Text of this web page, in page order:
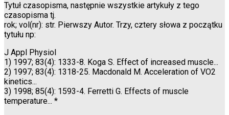
Tytuł czasopisma, następnie wszystkie artykuły z tego
czasopisma tj.
rok; vol(nr): str. Pierwszy Autor. Trzy, cztery słowa z początku
tytułu np:
J Appl Physiol
1) 1997; 83(4): 1333-8. Koga S. Effect of increased muscle...
2) 1997; 83(4): 1318-25. Macdonald M. Acceleration of VO2
kinetics...
3) 1998; 85(4): 1593-4. Ferretti G. Effects of muscle
temperature... *